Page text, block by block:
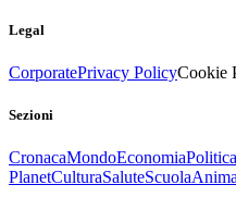
Legal
CorporatePrivacy PolicyCookie
Sezioni
CronacaMondoEconomiaPolitica
PlanetCulturaSaluteScuola